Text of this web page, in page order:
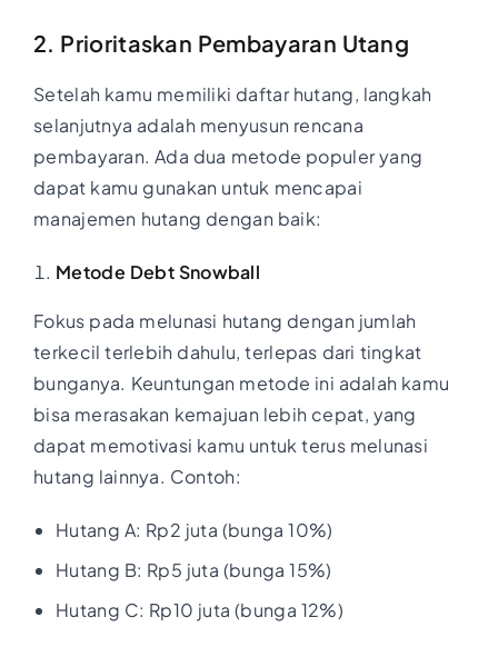
2. Prioritaskan Pembayaran Utang
Setelah kamu memiliki daftar hutang, langkah
selanjutnya adalah menyusun rencana
pembayaran. Ada dua metode populer yang
dapat kamu gunakan untuk mencapai
manajemen hutang dengan baik:
Metode Debt Snowball
Fokus pada melunasi hutang dengan jumlah
terkecil terlebih dahulu, terlepas dari tingkat
bunganya. Keuntungan metode ini adalah kamu
bisa merasakan kemajuan lebih cepat, yang
dapat memotivasi kamu untuk terus melunasi
hutang lainnya. Contoh:
Hutang A: Rp2 juta (bunga 10%)
Hutang B: Rp5 juta (bunga 15%)
Hutang C: Rp10 juta (bunga 12%)